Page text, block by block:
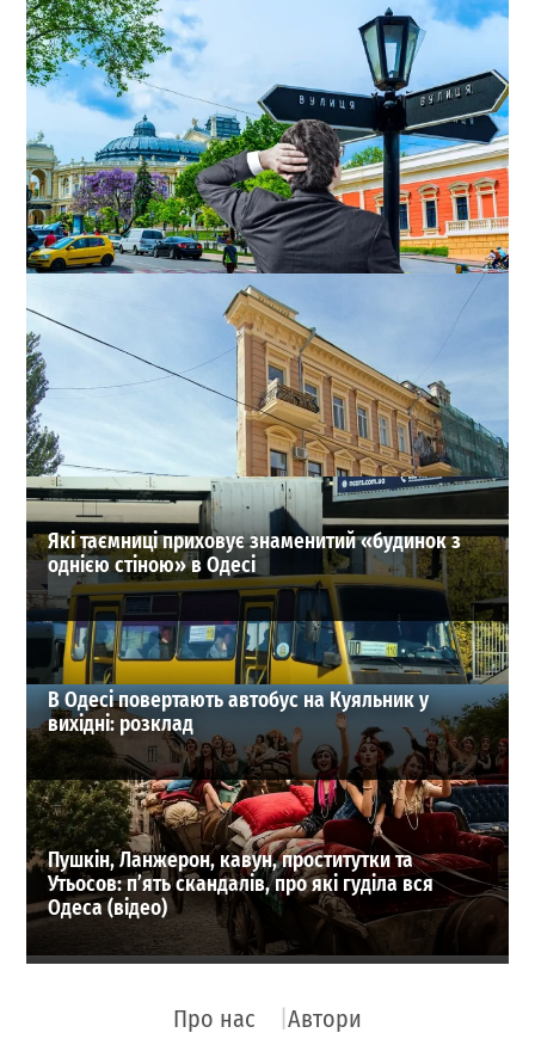
В Одесі оновили список перейменованих вулиць:
повний довідник старих і нових назв
1
18-07-2026 в 15:37
ВИБІР РЕДАКЦІЇ
Які таємниці приховує знаменитий «будинок з
однією стіною» в Одесі
В Одесі повертають автобус на Куяльник у
вихідні: розклад
Пушкін, Ланжерон, кавун, проститутки та
Утьосов: п’ять скандалів, про які гуділа вся
Одеса (відео)
Про нас Автори